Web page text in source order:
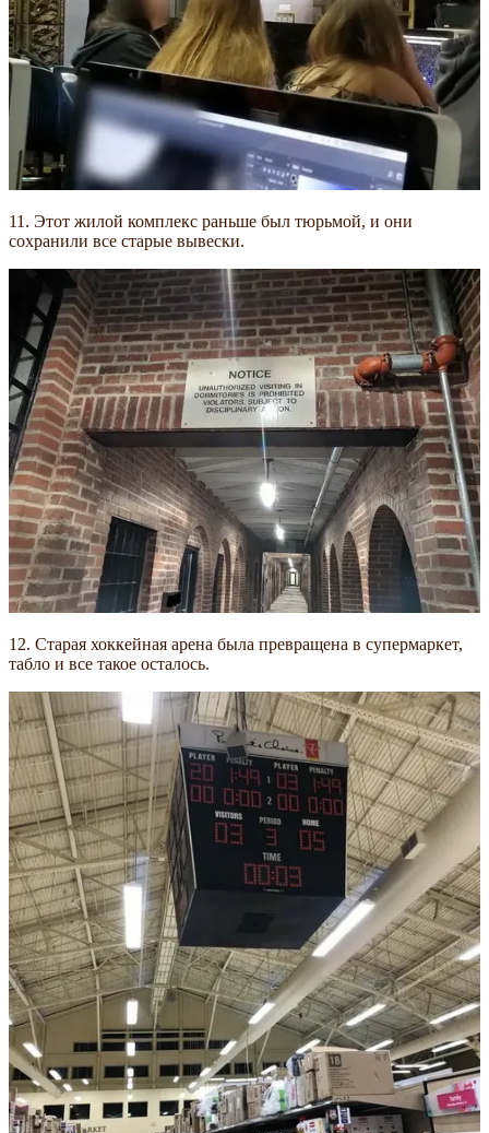
11. Этот жилой комплекс раньше был тюрьмой, и они
сохранили все старые вывески.
12. Старая хоккейная арена была превращена в супермаркет,
табло и все такое осталось.